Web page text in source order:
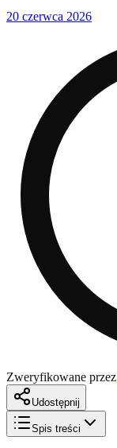
20 czerwca 2026
Zweryfikowane przez
Udostępnij
Spis treści